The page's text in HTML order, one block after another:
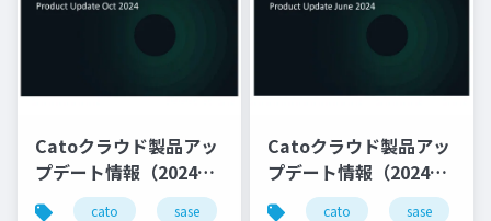
Catoクラウド製品アッ
プデート情報（2024年
10月版）
cato sase ゼロトラスト productupdate
Catoクラウド製品アッ
プデート情報（2024年
6月版）cato sase